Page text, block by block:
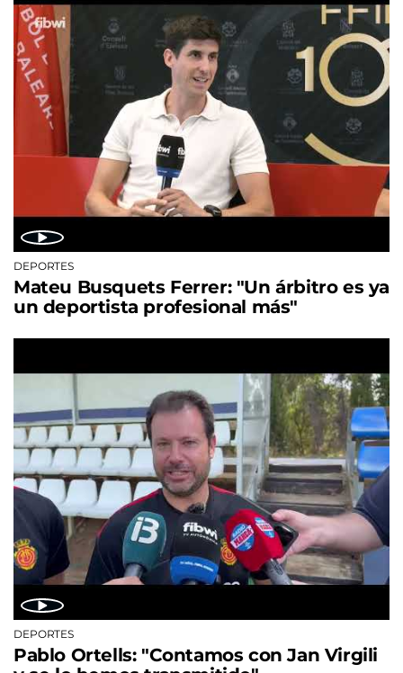
DEPORTES
Mateu Busquets Ferrer: "Un árbitro es ya
un deportista profesional más"
DEPORTES
Pablo Ortells: "Contamos con Jan Virgili